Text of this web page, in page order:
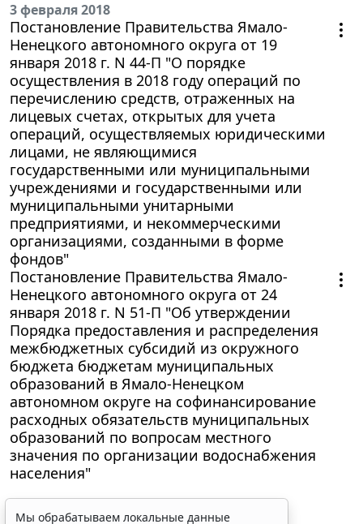
3 февраля 2018
Постановление Правительства Ямало-
Ненецкого автономного округа от 19
января 2018 г. N 44-П "О порядке
осуществления в 2018 году операций по
перечислению средств, отраженных на
лицевых счетах, открытых для учета
операций, осуществляемых юридическими
лицами, не являющимися
государственными или муниципальными
учреждениями и государственными или
муниципальными унитарными
предприятиями, и некоммерческими
организациями, созданными в форме
фондов"
Постановление Правительства Ямало-
Ненецкого автономного округа от 24
января 2018 г. N 51-П "Об утверждении
Порядка предоставления и распределения
межбюджетных субсидий из окружного
бюджета бюджетам муниципальных
образований в Ямало-Ненецком
автономном округе на софинансирование
расходных обязательств муниципальных
образований по вопросам местного
значения по организации водоснабжения
населения"
Мы обрабатываем локальные данные